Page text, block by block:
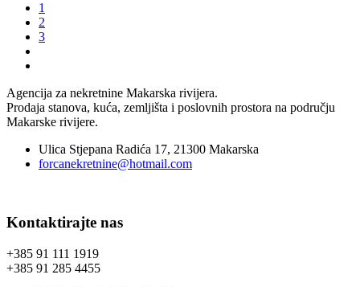
1
2
3
Agencija za nekretnine Makarska rivijera.
Prodaja stanova, kuća, zemljišta i poslovnih prostora na području
Makarske rivijere.
Ulica Stjepana Radića 17, 21300 Makarska
forcanekretnine@hotmail.com
Kontaktirajte nas
+385 91 111 1919
+385 91 285 4455